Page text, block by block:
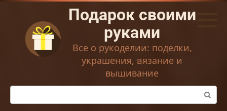
Перейти
контенту
Подарок своими
руками
Все о рукоделии: поделки,
украшения, вязание и
вышивание
Поиск: